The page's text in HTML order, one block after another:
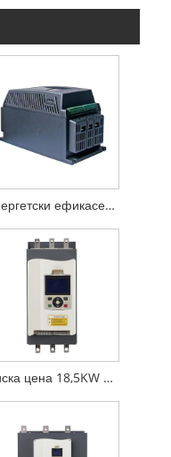
Енергетски ефикасен мек стартер со наизменична струја
Ниска цена 18,5KW 220V до 690V Трифазен мек стартер со наизменична струја за пумпа за вода